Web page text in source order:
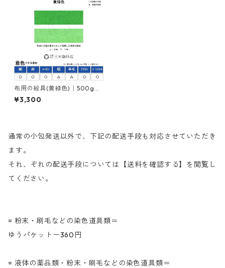
布用の絵具(黄緑色)｜500g｜
ネオカラーグリーンＭＹ｜樹
脂顔料(ピグメントレジンカラ
¥3,300
通常の小包発送以外で、下記の配送手段も対応させていただき
ます。
それ、ぞれの配送手段については【送料を確認する】を閲覧し
てください。
= 粉末・刷毛などの染色道具類＝
ゆうパケットー360円
= 液体の薬品類・粉末・刷毛などの染色道具類＝